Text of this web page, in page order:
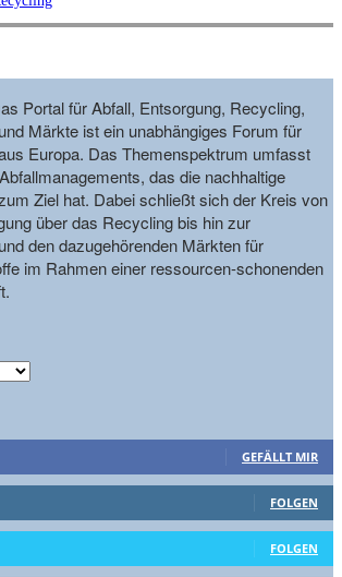
Portal für Abfall, Entsorgung, Recycling,
Märkte ist ein unabhängiges Forum für
Europa. Das Themenspektrum umfasst
das die nachhaltige
Ziel hat. Dabei schließt sich der Kreis von
über das Recycling bis hin zur
den dazugehörenden Märkten für
im Rahmen einer ressourcen-schonenden
GEFÄLLT MIR
FOLGEN
FOLGEN